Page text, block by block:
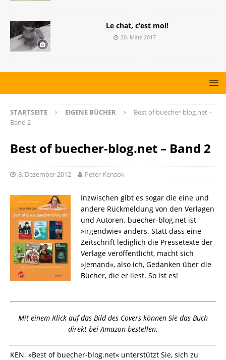
Le chat, c’est moi!
20. März 2017
STARTSEITE EIGENE BÜCHER
Best of buecher-blog.net –
Band 2
Best of buecher-blog.net – Band 2
8. Dezember 2012 Peter Kensok
Inzwischen gibt es sogar die eine und
andere Rückmeldung von den Verlagen
und Autoren. buecher-blog.net ist
»irgendwie« anders. Statt dass eine
Zeitschrift lediglich die Pressetexte der
Verlage veröffentlicht, macht sich
»jemand«, also ich, Gedanken über die
Bücher, die er liest. So ist es!
Mit einem Klick auf das Bild des Covers können Sie das Buch
direkt bei Amazon bestellen.
KEN. »Best of buecher-blog.net« unterstützt Sie, sich zu